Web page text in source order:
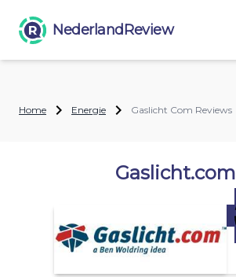
NederlandReview
Home Energie Gaslicht Com Reviews
Gaslicht.com